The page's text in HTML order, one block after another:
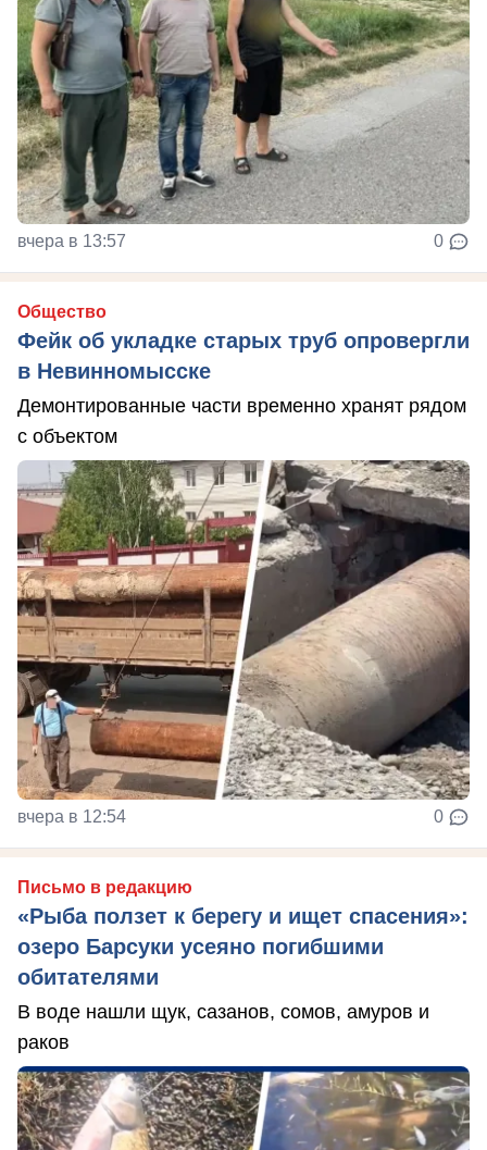
вчера в 13:57 0
Общество
Фейк об укладке старых труб опровергли
в Невинномысске
Демонтированные части временно хранят рядом
с объектом
вчера в 12:54 0
Письмо в редакцию
«Рыба ползет к берегу и ищет спасения»:
озеро Барсуки усеяно погибшими
обитателями
В воде нашли щук, сазанов, сомов, амуров и
раков